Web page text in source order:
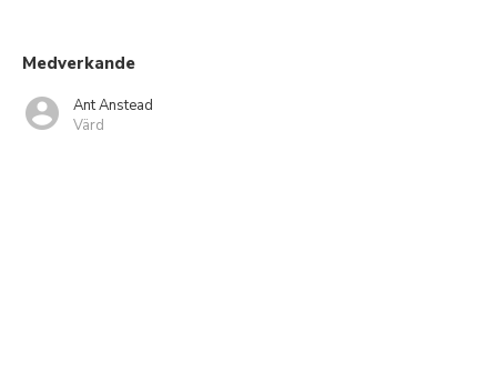
Medverkande
Ant Anstead
Värd